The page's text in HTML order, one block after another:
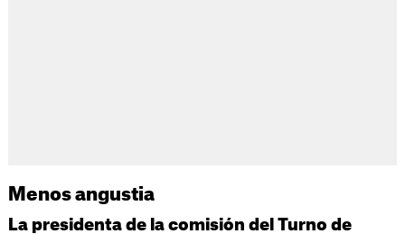
Menos angustia
La presidenta de la comisión del Turno de